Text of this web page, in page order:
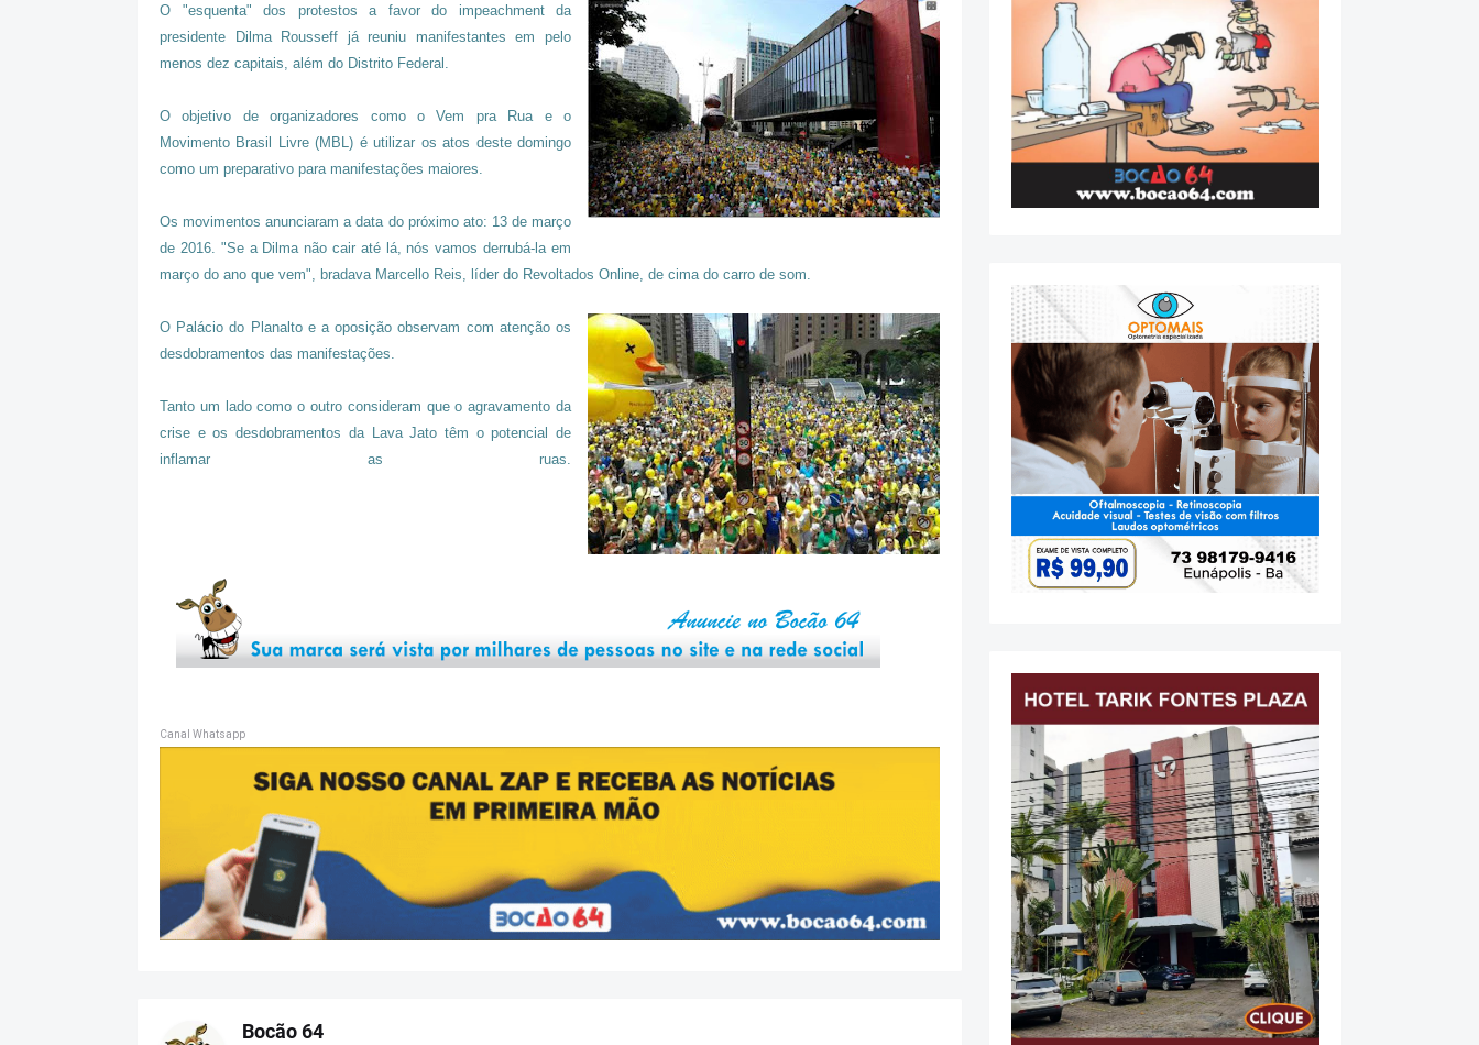
O "esquenta" dos protestos a favor do impeachment da
presidente Dilma Rousseff já reuniu manifestantes em pelo
menos dez capitais, além do Distrito Federal.
O objetivo de organizadores como o Vem pra Rua e o
Movimento Brasil Livre (MBL) é utilizar os atos deste domingo
como um preparativo para manifestações maiores.
Os movimentos anunciaram a data do próximo ato: 13 de março
de 2016. "Se a Dilma não cair até lá, nós vamos derrubá-la em
março do ano que vem", bradava Marcello Reis, líder do Revoltados Online, de cima do carro de som.
O Palácio do Planalto e a oposição observam com atenção os
desdobramentos das manifestações.
Tanto um lado como o outro consideram que o agravamento da
crise e os desdobramentos da Lava Jato têm o potencial de
inflamar as ruas.
Canal Whatsapp
Bocão 64